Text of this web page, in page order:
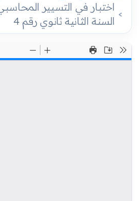
اختبار في التسيير
السنة الثانية ثانوي رقم 4